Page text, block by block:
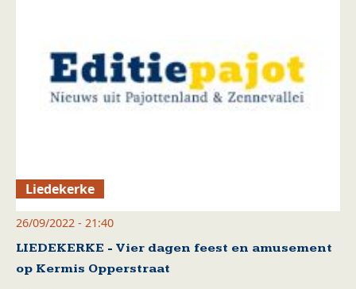
Liedekerke
26/09/2022 - 21:40
LIEDEKERKE - Vier dagen feest en amusement
op Kermis Opperstraat